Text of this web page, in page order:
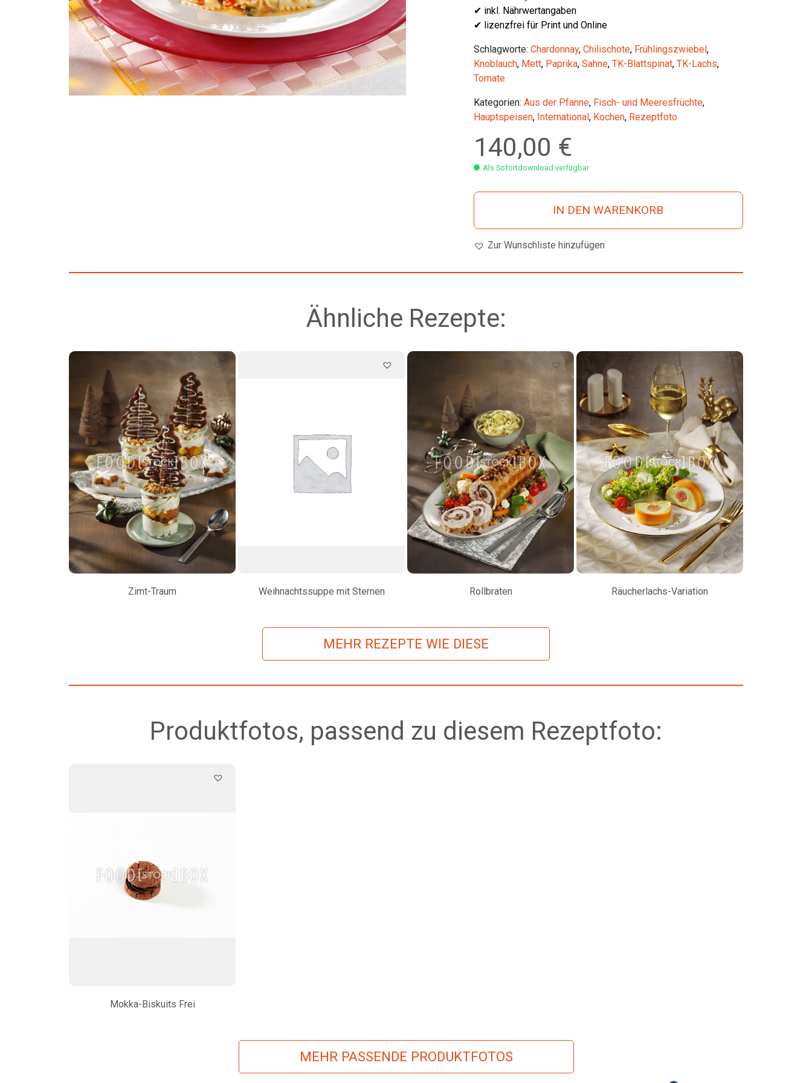
✔ inkl. Nährwertangaben
✔ lizenzfrei für Print und Online
Schlagworte: Chardonnay, Chilischote, Frühlingszwiebel ,
Knoblauch, Mett, Paprika, Sahne, TK-Blattspinat, TK-Lachs,
Tomate
Kategorien: Aus der Pfanne, Fisch- und Meeresfrüchte,
Hauptspeisen, International , Kochen, Rezeptfoto
140,00 €
Als Sofortdownload verfügbar
IN DEN WARENKORB
Zur Wunschliste hinzufügen
Ähnliche Rezepte:
Zimt-Traum Weihnachtssuppe mit Sternen Rollbraten Räucherlachs-Variation
MEHR REZEPTE WIE DIESE
Produktfotos, passend zu diesem Rezeptfoto:
Mokka-Biskuits Frei
MEHR PASSENDE PRODUKTFOTOS